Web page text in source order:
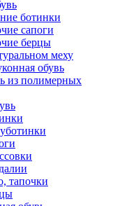
ботинки
сапоги
берцы
меху
обувь
из полимерных
тапочки